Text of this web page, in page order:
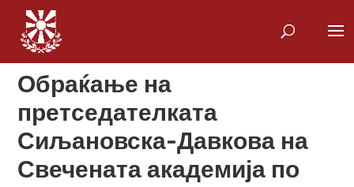
Обраќање на
претседателката
Сиљановска-Давкова на
Свечената академија по